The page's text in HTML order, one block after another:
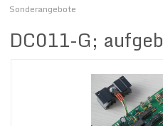
Sonderangebote
DC011-G;